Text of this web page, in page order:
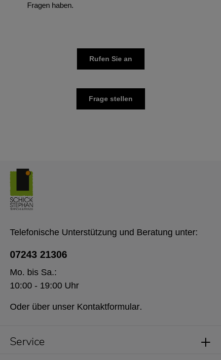
Fragen haben.
Rufen Sie an
Frage stellen
Service
Telefonische Unterstützung und Beratung unter:
07243 21306
Mo. bis Sa.:
10:00 - 19:00 Uhr
Oder über unser Kontaktformular.